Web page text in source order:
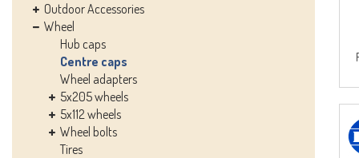
Outdoor Accessories
Wheel
Hub caps
Centre caps
Wheel adapters
5x205 wheels
5x112 wheels
Wheel bolts
Tires